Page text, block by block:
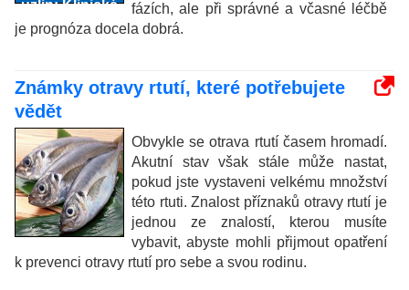
fázích, ale při správné a včasné léčbě
je prognóza docela dobrá.
Známky otravy rtutí, které potřebujete
vědět
Obvykle se otrava rtutí časem hromadí.
Akutní stav však stále může nastat,
pokud jste vystaveni velkému množství
této rtuti. Znalost příznaků otravy rtutí je
jednou ze znalostí, kterou musíte
vybavit, abyste mohli přijmout opatření
k prevenci otravy rtutí pro sebe a svou rodinu.